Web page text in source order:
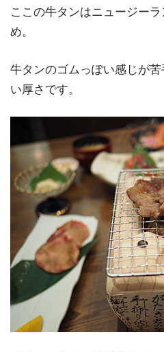
ここの牛タンはニュージー
め。
牛タンのゴムっぽい感じが
い厚さです。